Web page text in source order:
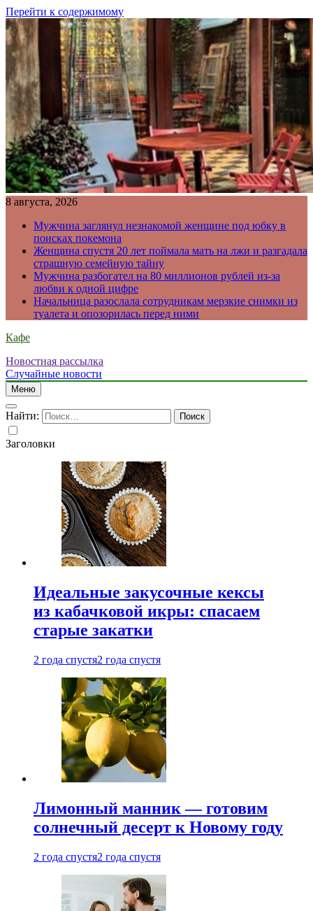
Перейти к содержимому
8 августа, 2026
Мужчина заглянул незнакомой женщине под юбку в
поисках покемона
Женщина спустя 20 лет поймала мать на лжи и разгадала
страшную семейную тайну
Мужчина разбогател на 80 миллионов рублей из-за
любви к одной цифре
Начальница разослала сотрудникам мерзкие снимки из
туалета и опозорилась перед ними
Кафе
Новостная рассылка
Случайные новости
Меню
Найти:
Заголовки
Идеальные закусочные кексы
из кабачковой икры: спасаем
старые закатки
2 года спустя2 года спустя
Лимонный манник — готовим
солнечный десерт к Новому году
2 года спустя2 года спустя